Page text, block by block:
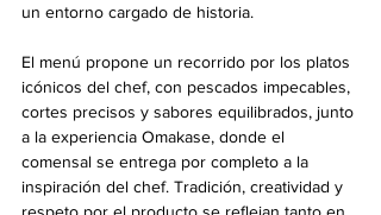
un entorno cargado de historia.
El menú propone un recorrido por los platos
icónicos del chef, con pescados impecables,
cortes precisos y sabores equilibrados, junto
a la experiencia Omakase, donde el
comensal se entrega por completo a la
inspiración del chef. Tradición, creatividad y
respeto por el producto se reflejan tanto en